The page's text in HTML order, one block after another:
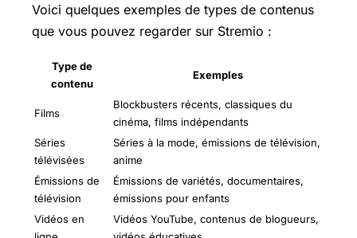
Voici quelques exemples de types de contenus
que vous pouvez regarder sur Stremio :
Type de
contenu
Exemples
Films
Blockbusters récents, classiques du
cinéma, films indépendants
Séries
télévisées
Séries à la mode, émissions de télévision,
anime
Émissions de
télévision
Émissions de variétés, documentaires,
émissions pour enfants
Vidéos en
Vidéos YouTube, contenus de blogueurs,